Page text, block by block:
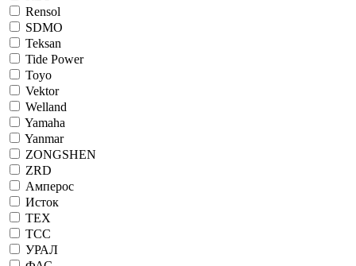
Rensol
SDMO
Teksan
Tide Power
Toyo
Vektor
Welland
Yamaha
Yanmar
ZONGSHEN
ZRD
Амперос
Исток
ТЕХ
ТСС
УРАЛ